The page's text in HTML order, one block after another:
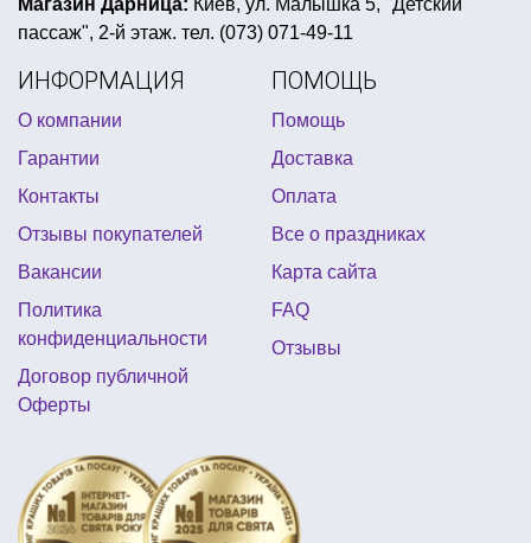
стаканчики для попкорна
грим киев купить
декор снежинки оформление на хэллоуин шарами
украшения для гангстерской вечеринки
подарок на день смеха киев
товары для первого дня рождения
галстук новый год декор для воздушных шаров
купить мексиканскую шляпу
индейские украшения
конфетти для воздушных шаров
пиратская вечеринка атрибутика
новогодний костюм новый год
пассаж", 2-й этаж. тел. (073) 071-49-11
ИНФОРМАЦИЯ
О компании
Гарантии
Контакты
Отзывы покупателей
Вакансии
Политика
конфиденциальности
Договор публичной
Оферты
ПОМОЩЬ
Помощь
Доставка
Оплата
Все о праздниках
Карта сайта
FAQ
Отзывы